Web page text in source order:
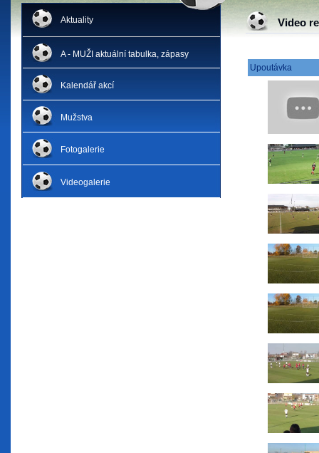
Aktuality
A - MUŽI aktuální tabulka, zápasy
Kalendář akcí
Mužstva
Fotogalerie
Videogalerie
Video
Upoutávka